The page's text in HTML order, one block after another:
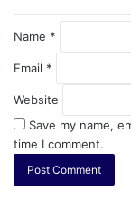
Name *
Email *
Website
Save my name,
time I comment.